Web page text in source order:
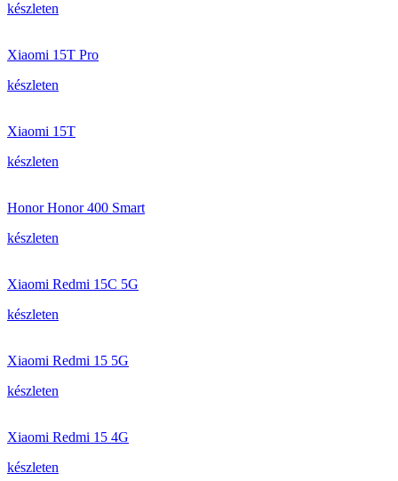
készleten
Xiaomi 15T Pro
készleten
Xiaomi 15T
készleten
Honor Honor 400 Smart
készleten
Xiaomi Redmi 15C 5G
készleten
Xiaomi Redmi 15 5G
készleten
Xiaomi Redmi 15 4G
készleten